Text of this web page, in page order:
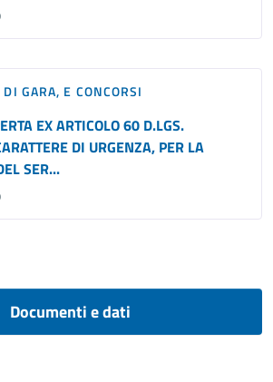
GARA, E CONCORSI
EX ARTICOLO 60 D.LGS.
DI URGENZA, PER LA
SER...
Documenti e dati